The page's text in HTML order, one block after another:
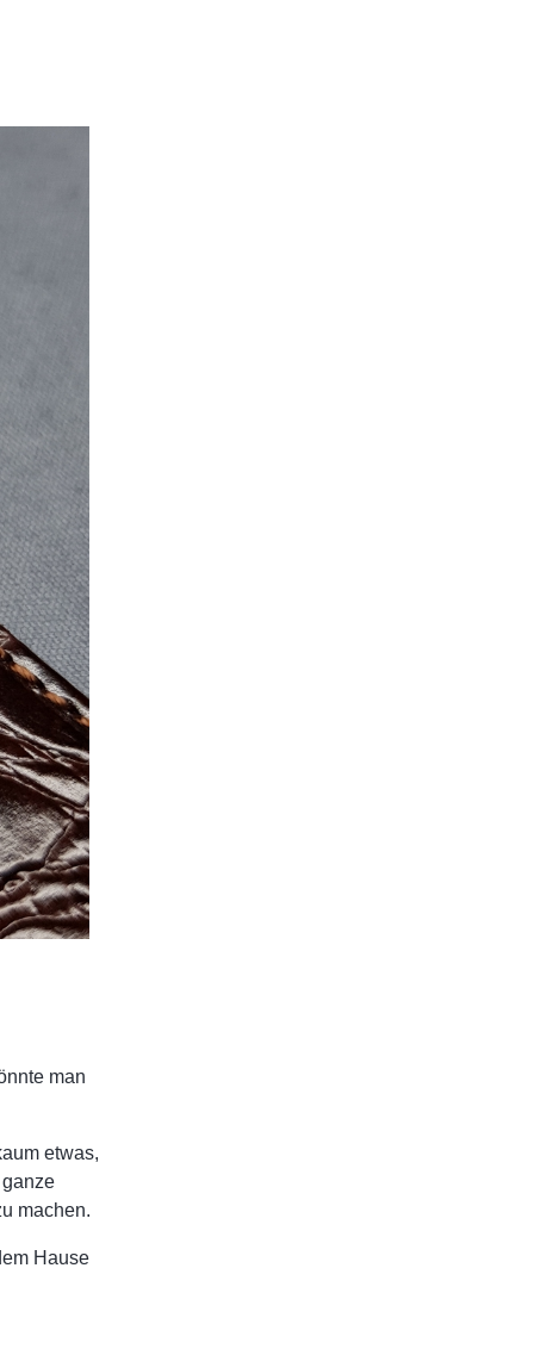
man
etwas,
machen.
Hause